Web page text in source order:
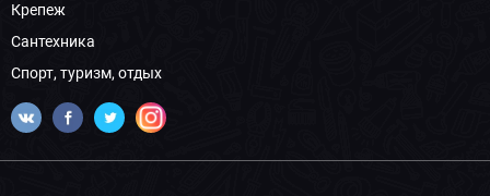
Крепеж
Сантехника
Спорт, туризм, отдых